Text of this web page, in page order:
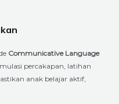
Communicative Language
percakapan, latihan
anak belajar aktif,